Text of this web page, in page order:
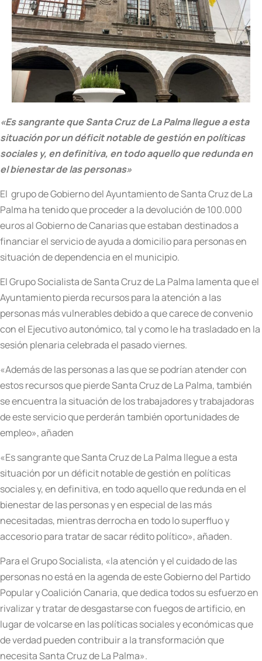
«Es sangrante que Santa Cruz de La Palma llegue a esta
situación por un déficit notable de gestión en políticas
sociales y, en definitiva, en todo aquello que redunda en
el bienestar de las personas»
El grupo de Gobierno del Ayuntamiento de Santa Cruz de La
Palma ha tenido que proceder a la devolución de 100.000
euros al Gobierno de Canarias que estaban destinados a
financiar el servicio de ayuda a domicilio para personas en
situación de dependencia en el municipio.
El Grupo Socialista de Santa Cruz de La Palma lamenta que el
Ayuntamiento pierda recursos para la atención a las
personas más vulnerables debido a que carece de convenio
con el Ejecutivo autonómico, tal y como le ha trasladado en la
sesión plenaria celebrada el pasado viernes.
«Además de las personas a las que se podrían atender con
estos recursos que pierde Santa Cruz de La Palma, también
se encuentra la situación de los trabajadores y trabajadoras
de este servicio que perderán también oportunidades de
empleo», añaden
«Es sangrante que Santa Cruz de La Palma llegue a esta
situación por un déficit notable de gestión en políticas
sociales y, en definitiva, en todo aquello que redunda en el
bienestar de las personas y en especial de las más
necesitadas, mientras derrocha en todo lo superfluo y
accesorio para tratar de sacar rédito político», añaden.
Para el Grupo Socialista, «la atención y el cuidado de las
personas no está en la agenda de este Gobierno del Partido
Popular y Coalición Canaria, que dedica todos su esfuerzo en
rivalizar y tratar de desgastarse con fuegos de artificio, en
lugar de volcarse en las políticas sociales y económicas que
de verdad pueden contribuir a la transformación que
necesita Santa Cruz de La Palma».